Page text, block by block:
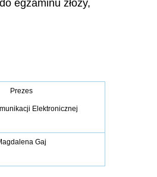
egzaminu złoży,
Prezes
Elektronicznej
Gaj